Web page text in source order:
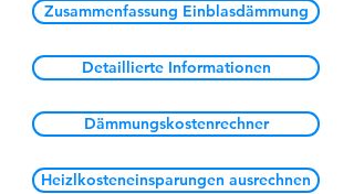
Zusammenfassung Einblasdämmung
Detaillierte Informationen
Dämmungskostenrechner
Heizlkosteneinsparungen ausrechnen